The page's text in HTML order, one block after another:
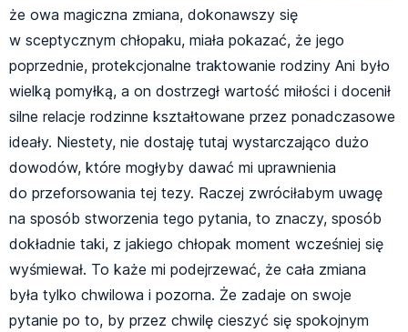
że owa magiczna zmiana, dokonawszy się
w sceptycznym chłopaku, miała pokazać, że jego
poprzednie, protekcjonalne traktowanie rodziny Ani było
wielką pomyłką, a on dostrzegł wartość miłości i docenił
silne relacje rodzinne kształtowane przez ponadczasowe
ideały. Niestety, nie dostaję tutaj wystarczająco dużo
dowodów, które mogłyby dawać mi uprawnienia
do przeforsowania tej tezy. Raczej zwróciłabym uwagę
na sposób stworzenia tego pytania, to znaczy, sposób
dokładnie taki, z jakiego chłopak moment wcześniej się
wyśmiewał. To każe mi podejrzewać, że cała zmiana
była tylko chwilowa i pozorna. Że zadaje on swoje
pytanie po to, by przez chwilę cieszyć się spokojnym